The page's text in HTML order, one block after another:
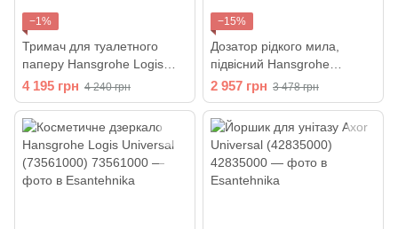
−1%
Тримач для туалетного
паперу Hansgrohe Logis
40523000
4 195 грн 4 240 грн
−15%
Дозатор рідкого мила,
підвісний Hansgrohe
AddStoris, Matt White
(41745700)
2 957 грн 3 478 грн